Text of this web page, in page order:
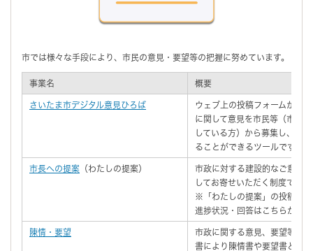
市では様々な手段により、市民の意見・要望等の把握に努めています。
事業名 概要
さいたま市デジタル意見ひろば
ウェブ上の投稿フォームから
に関して意見を市民等（市内
している方）から募集し、市
ることができるツールです。
市長への提案 （わたしの提案）
市政に対する建設的なご意見
してお寄せいただく制度です。
※「わたしの提案」の投稿や
進捗状況・回答はこちらから（
陳情・要望
市政に関する意見、要望等に
書により陳情書や要望書とし